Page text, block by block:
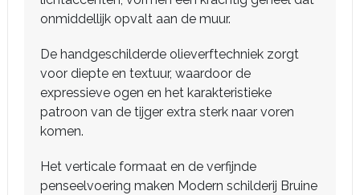
onmiddellijk opvalt aan de muur.
De handgeschilderde olieverftechniek zorgt
voor diepte en textuur, waardoor de
expressieve ogen en het karakteristieke
patroon van de tijger extra sterk naar voren
komen.
Het verticale formaat en de verfijnde
penseelvoering maken Modern schilderij Bruine